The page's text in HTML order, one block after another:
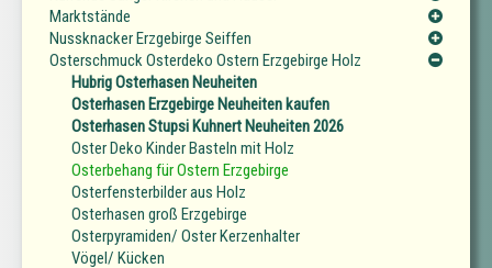
Marktstände
Nussknacker Erzgebirge Seiffen
Osterschmuck Osterdeko Ostern Erzgebirge Holz
Hubrig Osterhasen Neuheiten
Osterhasen Erzgebirge Neuheiten kaufen
Osterhasen Stupsi Kuhnert Neuheiten 2026
Oster Deko Kinder Basteln mit Holz
Osterbehang für Ostern Erzgebirge
Osterfensterbilder aus Holz
Osterhasen groß Erzgebirge
Osterpyramiden/ Oster Kerzenhalter
Vögel/ Kücken